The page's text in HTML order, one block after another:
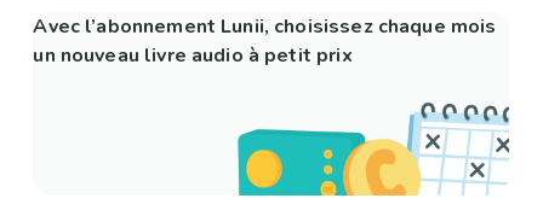
Avec l’abonnement Lunii, choisissez chaque mois
un nouveau livre audio à petit prix